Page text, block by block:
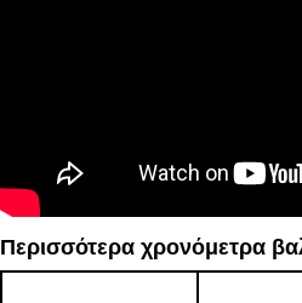
Περισσότερα χρονόμετρα